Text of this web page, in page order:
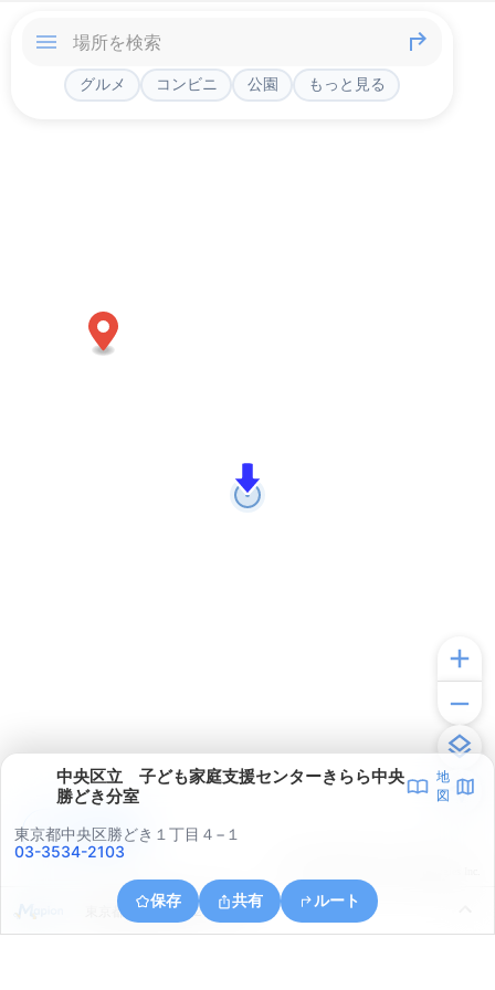
グルメ コンビニ 公園 もっと見る
中央区立 子ども家庭支援センターきらら中央
勝どき分室
地
図
東京都中央区勝どき１丁目４−１
03-3534-2103
保存 共有 ルート
東京都江東区東雲２丁目４
アプリで見る